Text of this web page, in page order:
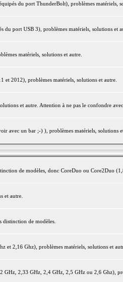
du port ThunderBolt), problèmes matériels,
port USB 3), problèmes matériels, solutions et
matériels, solutions et autre.
2012), problèmes matériels, solutions et autre.
et autre. Attention à ne pas le confondre
avec un bar ;-) ), problèmes matériels, solutions
de modèles, donc CoreDuo ou Core2Duo
et autre.
distinction de modèles.
et 2,16 Ghz), problèmes matériels, solutions et
2,33 GHz, 2,4 GHz, 2,5 GHz ou 2,6 Ghz),